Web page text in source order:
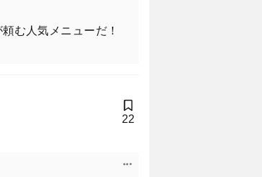
む人気メニューだ！
22